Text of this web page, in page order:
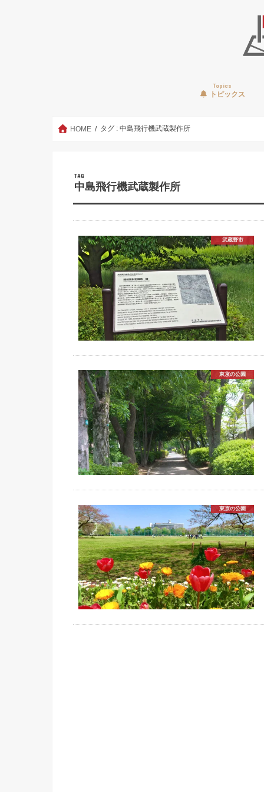
Topics
トピックス
HOME タグ : 中島飛行機武蔵製作所
TAG
中島飛行機武蔵製作所
武蔵野市
東京の公園
東京の公園